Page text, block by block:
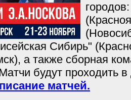
Сибирь"
а также сборная
будут проходить
матчей.